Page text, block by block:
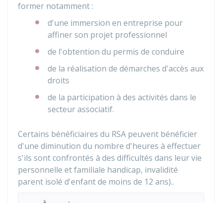
former notamment :
d'une immersion en entreprise pour
affiner son projet professionnel
de l'obtention du permis de conduire
de la réalisation de démarches d'accès aux
droits
de la participation à des activités dans le
secteur associatif.
Certains bénéficiaires du RSA peuvent bénéficier
d'une diminution du nombre d'heures à effectuer
s'ils sont confrontés à des difficultés dans leur vie
personnelle et familiale handicap, invalidité
parent isolé d'enfant de moins de 12 ans)..